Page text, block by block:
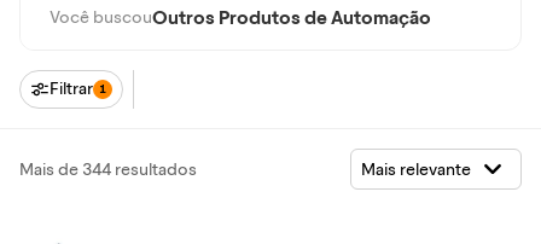
Você buscouOutros Produtos de Automação
Filtrar 1
Mais de 344 resultados